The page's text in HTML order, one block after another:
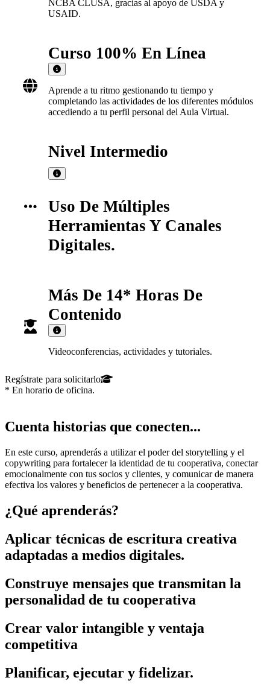
NCBA CLUSA, gracias al apoyo de USDA y
USAID.
Curso 100% En Línea
Aprende a tu ritmo gestionando tu tiempo y
completando las actividades de los diferentes módulos
accediendo a tu perfil personal del Aula Virtual.
Nivel Intermedio
Uso De Múltiples
Herramientas Y Canales
Digitales.
Más De 14* Horas De
Contenido
Videoconferencias, actividades y tutoriales.
Regístrate para solicitarlo
* En horario de oficina.
Cuenta historias que conecten...
En este curso, aprenderás a utilizar el poder del storytelling y el
copywriting para fortalecer la identidad de tu cooperativa, conectar
emocionalmente con tus socios y clientes, y comunicar de manera
efectiva los valores y beneficios de pertenecer a la cooperativa.
¿Qué aprenderás?
Aplicar técnicas de escritura creativa
adaptadas a medios digitales.
Construye mensajes que transmitan la
personalidad de tu cooperativa
Crear valor intangible y ventaja
competitiva
Planificar, ejecutar y fidelizar.